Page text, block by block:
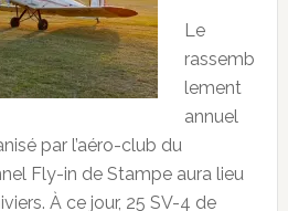
Le
rassemb
lement
annuel
par l’aéro-club du
Fly-in de Stampe aura lieu
À ce jour, 25 SV-4 de